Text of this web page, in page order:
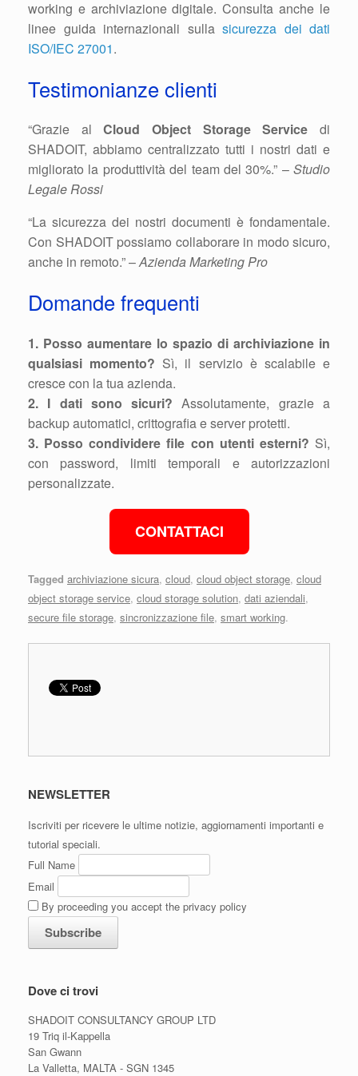
working e archiviazione digitale. Consulta anche le
linee guida internazionali sulla sicurezza dei dati
ISO/IEC 27001.
Testimonianze clienti
“Grazie alCloud Object Storage Service di
SHADOIT, abbiamo centralizzato tutti i nostri dati e
migliorato la produttività del team del 30%.” – Studio
Legale Rossi
“La sicurezza dei nostri documenti è fondamentale.
Con SHADOIT possiamo collaborare in modo sicuro,
anche in remoto.” –Azienda Marketing Pro
Domande frequenti
1. Posso aumentare lo spazio di archiviazione in
qualsiasi momento? Sì, il servizio è scalabile e
cresce con la tua azienda.
2. I dati sono sicuri? Assolutamente, grazie a
backup automatici, crittografia e server protetti.
3. Posso condividere file con utenti esterni? Sì,
con password, limiti temporali e autorizzazioni
personalizzate.
CONTATTACI
Tagged archiviazione sicura, cloud, cloud object storage, cloud
object storage service, cloud storage solution, dati aziendali,
secure file storage, sincronizzazione file, smart working.
NEWSLETTER
Iscriviti per ricevere le ultime notizie, aggiornamenti importanti e
tutorial speciali.
Full Name
Email
By proceeding you accept the privacy policy
Dove ci trovi
SHADOIT CONSULTANCY GROUP LTD
19 Triq il-Kappella
San Gwann
La Valletta, MALTA - SGN 1345